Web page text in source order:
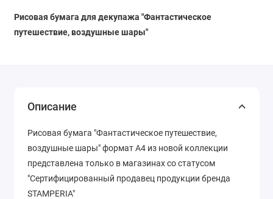
Рисовая бумага для декупажа "Фантастическое
путешествие, воздушные шары"
Описание
Рисовая бумага "Фантастическое путешествие,
воздушные шары" формат А4 из новой коллекции
представлена только в магазинах со статусом
"Сертифицированный продавец продукции бренда
STAMPERIA"